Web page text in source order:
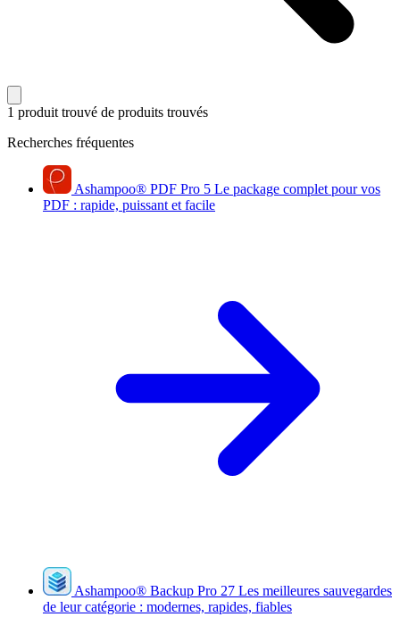
1 produit trouvé de produits trouvés
Recherches fréquentes
Ashampoo® PDF Pro 5 Le package complet pour vos
PDF : rapide, puissant et facile
Ashampoo® Backup Pro 27 Les meilleures sauvegardes
de leur catégorie : modernes, rapides, fiables